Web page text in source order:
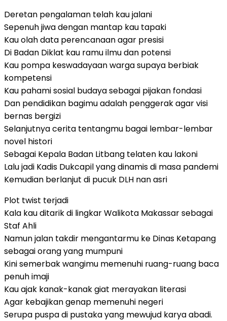
Deretan pengalaman telah kau jalani
Sepenuh jiwa dengan mantap kau tapaki
Kau olah data perencanaan agar presisi
Di Badan Diklat kau ramu ilmu dan potensi
Kau pompa keswadayaan warga supaya berbiak
kompetensi
Kau pahami sosial budaya sebagai pijakan fondasi
Dan pendidikan bagimu adalah penggerak agar visi
bernas bergizi
Selanjutnya cerita tentangmu bagai lembar-lembar
novel histori
Sebagai Kepala Badan Litbang telaten kau lakoni
Lalu jadi Kadis Dukcapil yang dinamis di masa pandemi
Kemudian berlanjut di pucuk DLH nan asri
Plot twist terjadi
Kala kau ditarik di lingkar Walikota Makassar sebagai
Staf Ahli
Namun jalan takdir mengantarmu ke Dinas Ketapang
sebagai orang yang mumpuni
Kini semerbak wangimu memenuhi ruang-ruang baca
penuh imaji
Kau ajak kanak-kanak giat merayakan literasi
Agar kebajikan genap memenuhi negeri
Serupa puspa di pustaka yang mewujud karya abadi.